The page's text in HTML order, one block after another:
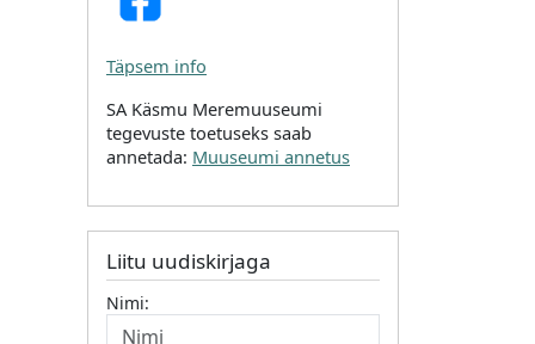
Täpsem info
SA Käsmu Meremuuseumi
tegevuste toetuseks saab
annetada: Muuseumi annetus
Liitu uudiskirjaga
Nimi: